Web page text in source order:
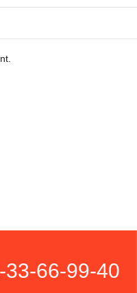
33-66-99-40